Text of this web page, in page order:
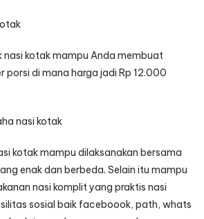
nasi kotak mampu Anda membuat
porsi di mana harga jadi Rp 12.000
nasi kotak
kotak mampu dilaksanakan bersama
enak dan berbeda. Selain itu mampu
nasi komplit yang praktis nasi
sosial baik faceboook, path, whats